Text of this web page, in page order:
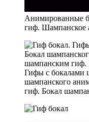
Анимированные
гиф. Шампанское
Гифы с бокалами
шампанского
гиф. Бокал